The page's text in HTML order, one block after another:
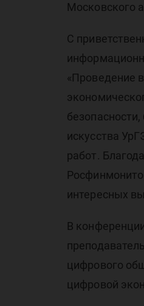
Московского
С
«Проведение
искусства
работ.
интересных
В
цифрового
цифровой